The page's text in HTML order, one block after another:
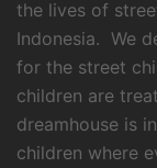
the lives of
Indonesia. We
for the street
children are
dreamhouse is
children where